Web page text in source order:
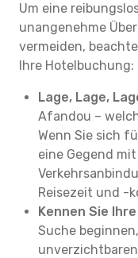
Um eine
unangenehme
vermeiden,
Ihre Hotelbuchung:
Lage, Lage,
Afandou –
Wenn Sie sich
eine Gegend
Reisezeit und -
Kennen Sie
Suche